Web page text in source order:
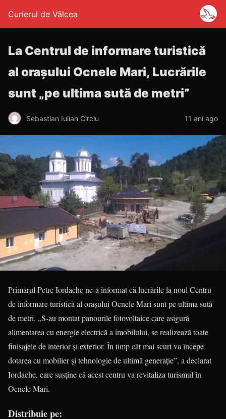
Curierul de Vâlcea
La Centrul de informare turistică
al oraşului Ocnele Mari, Lucrările
sunt „pe ultima sută de metri”
Sebastian Iulian Circiu 11 ani ago
Primarul Petre Iordache ne-a informat că lucrările la noul Centru
de informare turistică al oraşului Ocnele Mari sunt pe ultima sută
de metri. „S-au montat panourile fotovoltaice care asigură
alimentarea cu energie electrică a imobilului, se realizează toate
finisajele de interior şi exterior. În timp cât mai scurt va începe
dotarea cu mobilier şi tehnologie de ultimă generaţie”, a declarat
Iordache, care susţine că acest centru va revitaliza turismul în
Ocnele Mari.
Distribuie pe: